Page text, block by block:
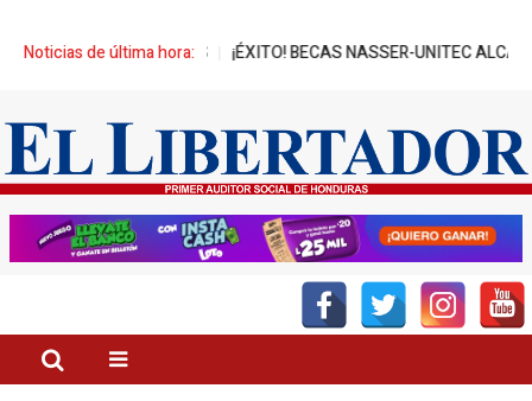
Noticias de última hora:
¡ÉXITO! BECAS NASSER-UNITEC ALCANZA MIL JÓVENES